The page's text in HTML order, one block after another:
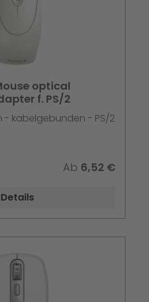
optical
f. PS/2
- kabelgebunden - PS/2
Ab 6,52 €
Details